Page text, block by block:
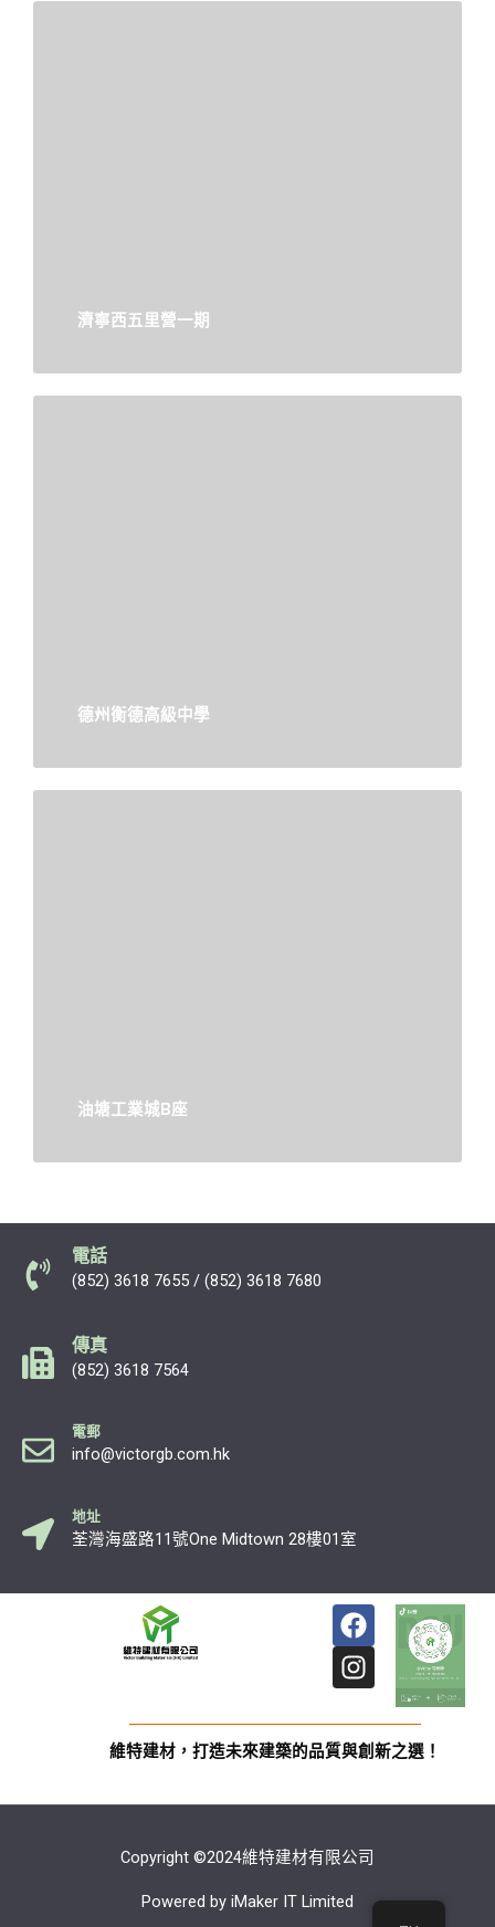
濟寧西五里營一期
德州衡德高級中學
油塘工業城B座
電話
(852) 3618 7655 / (852) 3618 7680
傳真
(852) 3618 7564
電郵
info@victorgb.com.hk
地址
荃灣海盛路11號One Midtown 28樓01室
F
a
c
e
b
o
k
I
n
s
t
a
g
a
維特建材，打造未來建築的品質與創新之選！
Copyright ©2024維特建材有限公司
Powered by iMaker IT Limited